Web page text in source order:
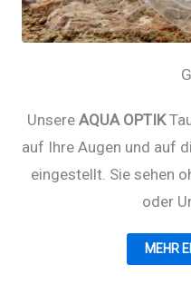
Unsere AQUA OPTIK
auf Ihre Augen und auf
eingestellt. Sie sehen
oder
MEHR